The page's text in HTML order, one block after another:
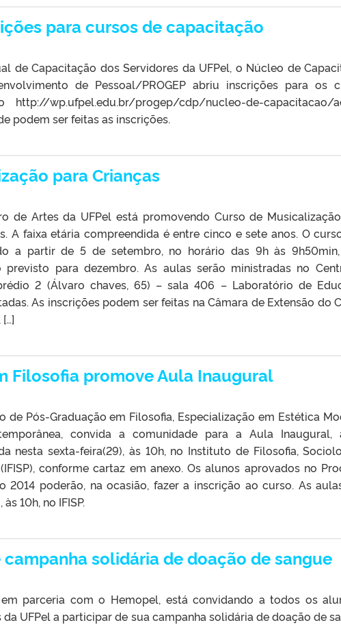
para cursos de capacitação
de Capacitação dos Servidores da UFPel, o Núcleo de
de Pessoal/PROGEP abriu inscrições para os
http://wp.ufpel.edu.br/progep/cdp/nucleo-de-capacitacao/
podem ser feitas as inscrições.
para Crianças
de Artes da UFPel está promovendo Curso de
A faixa etária compreendida é entre cinco e sete anos. O
a partir de 5 de setembro, no horário das 9h às
previsto para dezembro. As aulas serão ministradas no
2 (Álvaro chaves, 65) – sala 406 – Laboratório de
As inscrições podem ser feitas na Câmara de Extensão do
Filosofia promove Aula Inaugural
de Pós-Graduação em Filosofia, Especialização em Estética
convida a comunidade para a Aula Inaugural,
nesta sexta-feira(29), às 10h, no Instituto de Filosofia,
conforme cartaz em anexo. Os alunos aprovados no
2014 poderão, na ocasião, fazer a inscrição ao curso. As
10h, no IFISP.
campanha solidária de doação de sangue
em parceria com o Hemopel, está convidando a todos os
da UFPel a participar de sua campanha solidária de doação de